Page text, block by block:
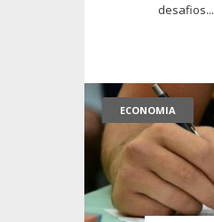
desafios...
ECONOMIA